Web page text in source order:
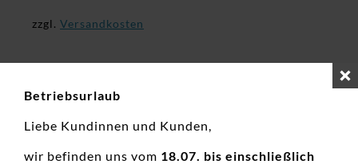
zzgl. Versandkosten
Betriebsurlaub
Liebe Kundinnen und Kunden,
wir befinden uns vom 18.07. bis einschließlich